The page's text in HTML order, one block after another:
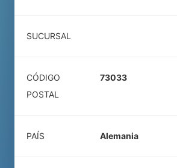
SUCURSAL
CÓDIGO
POSTAL
73033
PAÍS Alemania